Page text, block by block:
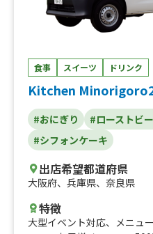
食事 スイーツ ドリンク
Kitchen
#おにぎり #ローストビ
#シフォンケーキ
出店希望都道府県
大阪府、 兵庫県、 奈良県
特徴
大型イベント対応、 メニュ